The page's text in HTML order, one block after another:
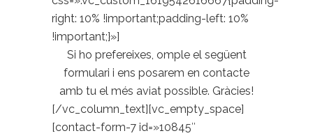
right: 10% !important;padding-left: 10%
!important;}»]
Si ho prefereixes, omple el següent
formulari i ens posarem en contacte
amb tu el més aviat possible. Gràcies!
[/vc_column_text][vc_empty_space]
[contact-form-7 id=»10845″